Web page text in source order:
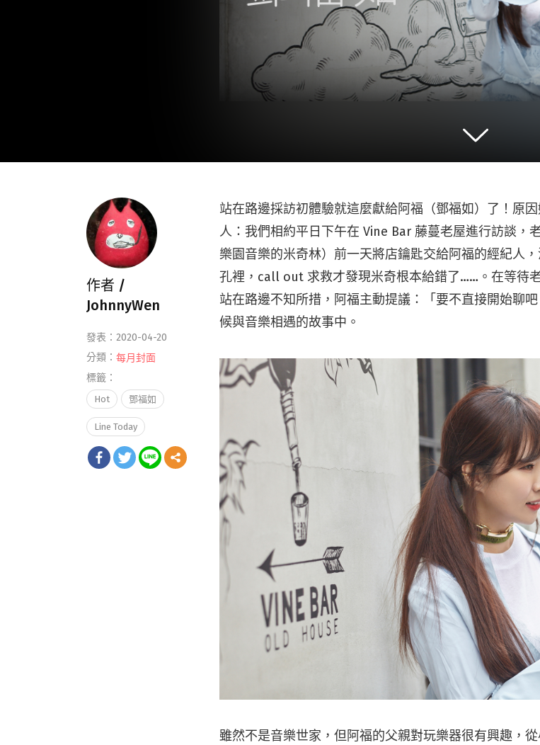
站在路邊採訪初體驗就這麼獻給阿福（鄧福如）了！原
人：我們相約平日下午在 Vine Bar 藤蔓老屋進行訪談，
樂園音樂的米奇林）前一天將店鑰匙交給阿福的經紀人
孔裡，call out 求救才發現米奇根本給錯了……。在等待
站在路邊不知所措，阿福主動提議：「要不直接開始聊
候與音樂相遇的故事中。
雖然不是音樂世家，但阿福的父親對玩樂器很有興趣，
作者 /
JohnnyWen
發表：2020-04-20
分類： 每月封面
標籤：
Hot 鄧福如
Line Today